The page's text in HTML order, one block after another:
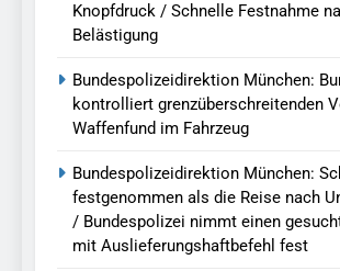
Knopfdruck / Schnelle Festnahme
Belästigung
Bundespolizeidirektion München:
kontrolliert grenzüberschreitenden
Waffenfund im Fahrzeug
Bundespolizeidirektion München:
festgenommen als die Reise nach
/ Bundespolizei nimmt einen
mit Auslieferungshaftbefehl fest